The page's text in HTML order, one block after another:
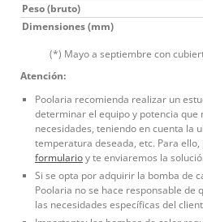
Peso (bruto)
Dimensiones (mm)
(*) Mayo a septiembre con
Atención:
Poolaria recomienda realizar un
determinar el equipo y potencia que
necesidades, teniendo en cuenta la
temperatura deseada, etc. Para
formularioy te enviaremos la
Si se opta por adquirir la bomba de
Poolaria no se hace responsable de
las necesidades específicas del